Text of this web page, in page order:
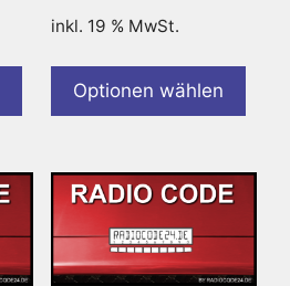
inkl. 19 % MwSt.
Optionen wählen